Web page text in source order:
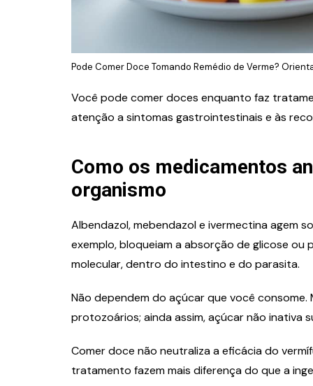
Pode Comer Doce Tomando Remédio de Verme?
Você pode comer doces enquanto faz
atenção a sintomas gastrointestinais e às
Como os medicamentos
organismo
Albendazol, mebendazol e ivermectina agem
exemplo, bloqueiam a absorção de glicose ou
molecular, dentro do intestino e do parasita.
Não dependem do açúcar que você
protozoários; ainda assim, açúcar não inativa
Comer doce não neutraliza a eficácia do
tratamento fazem mais diferença do que a